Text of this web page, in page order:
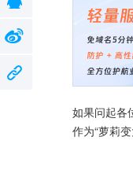
如果问起各
作为“萝莉